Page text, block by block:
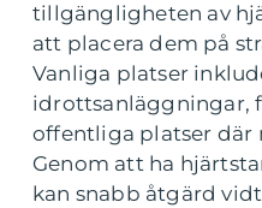
tillgängligheten av
att placera dem på
Vanliga platser
idrottsanläggningar,
offentliga platser där
Genom att ha
kan snabb åtgärd